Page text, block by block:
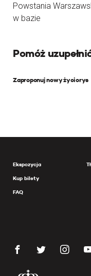
Powstania
w bazie
Pomóż
Zaproponuj nowy życiorys
Ekspozycja
Kup bilety
FAQ